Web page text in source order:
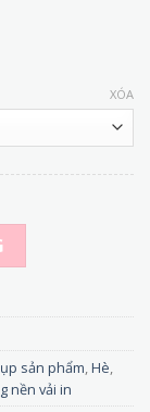
XÓA
Mạc - Mang hơi
sản phẩm,Hè,
nền vải in